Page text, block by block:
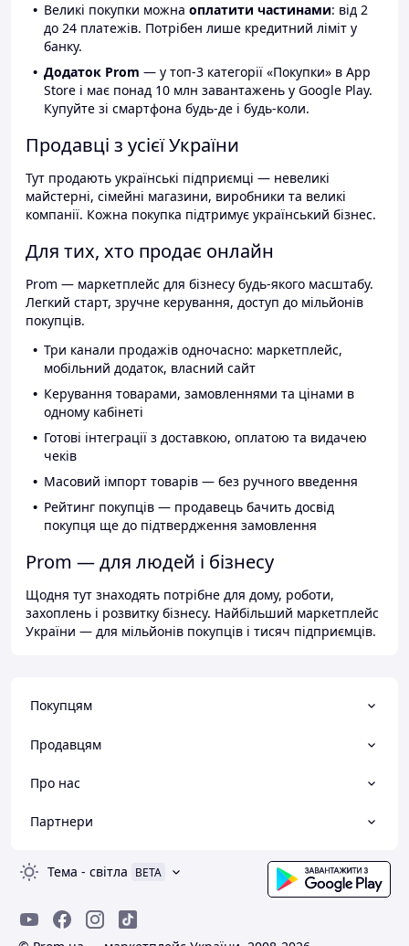
Великі покупки можна оплатити частинами: від 2
до 24 платежів. Потрібен лише кредитний ліміт у
банку.
Додаток Prom — у топ-3 категорії «Покупки» в App
Store і має понад 10 млн завантажень у Google Play.
Купуйте зі смартфона будь-де і будь-коли.
Продавці з усієї України
Тут продають українські підприємці — невеликі
майстерні, сімейні магазини, виробники та великі
компанії. Кожна покупка підтримує український бізнес.
Для тих, хто продає онлайн
Prom — маркетплейс для бізнесу будь-якого масштабу.
Легкий старт, зручне керування, доступ до мільйонів
покупців.
Три канали продажів одночасно: маркетплейс,
мобільний додаток, власний сайт
Керування товарами, замовленнями та цінами в
одному кабінеті
Готові інтеграції з доставкою, оплатою та видачею
чеків
Масовий імпорт товарів — без ручного введення
Рейтинг покупців — продавець бачить досвід
покупця ще до підтвердження замовлення
Prom — для людей і бізнесу
Щодня тут знаходять потрібне для дому, роботи,
захоплень і розвитку бізнесу. Найбільший маркетплейс
України — для мільйонів покупців і тисяч підприємців.
Покупцям
Продавцям
Про нас
Партнери
Тема - світла BETA